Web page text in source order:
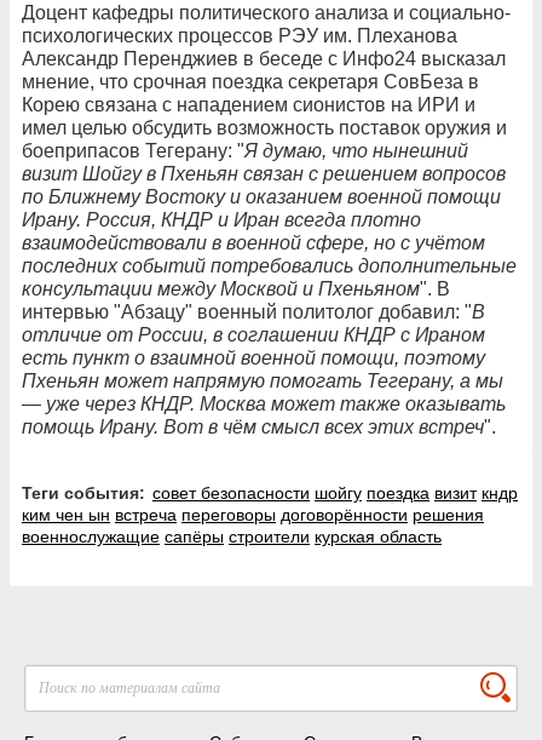
Доцент кафедры политического анализа и социально-
психологических процессов РЭУ им. Плеханова
Александр Перенджиев в беседе с Инфо24 высказал
мнение, что срочная поездка секретаря СовБеза в
Корею связана с нападением сионистов на ИРИ и
имел целью обсудить возможность поставок оружия и
боеприпасов Тегерану: "Я думаю, что нынешний
визит Шойгу в Пхеньян связан с решением вопросов
по Ближнему Востоку и оказанием военной помощи
Ирану. Россия, КНДР и Иран всегда плотно
взаимодействовали в военной сфере, но с учётом
последних событий потребовались дополнительные
консультации между Москвой и Пхеньяном". В
интервью "Абзацу" военный политолог добавил: "В
отличие от России, в соглашении КНДР с Ираном
есть пункт о взаимной военной помощи, поэтому
Пхеньян может напрямую помогать Тегерану, а мы
— уже через КНДР. Москва может также оказывать
помощь Ирану. Вот в чём смысл всех этих встреч".
Теги события: совет безопасности шойгу поездка визит кндр
ким чен ын встреча переговоры договорённости решения
военнослужащие сапёры строители курская область